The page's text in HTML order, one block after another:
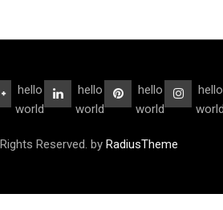
hello
world
hello
world
hello
world
hello
Reserved. by RadiusTheme